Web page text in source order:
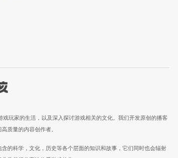
玩家的生活，以及深入探讨游戏相关的文化。我们开发原创的播客
质量的内容创作者。
的科学，文化，历史等各个层面的知识和故事，它们同时也会辐射